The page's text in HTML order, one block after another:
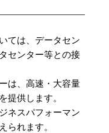
ては、データセン
センター等との接
は、高速・大容量
提供します。
ネスパフォーマン
られます。